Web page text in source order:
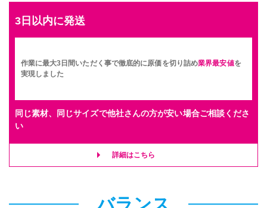
3日以内に発送
作業に最大3日間いただく事で徹底的に原価を切り詰め業界最安値を
実現しました
同じ素材、同じサイズで他社さんの方が安い場合ご相談くださ
い
詳細はこちら
バランス